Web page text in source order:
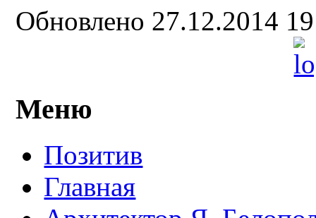
Обновлено 27.12.2014
Меню
Позитив
Главная